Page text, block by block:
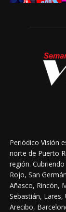
Periódico Visión
norte de Puerto
región.
Rojo, San
Añasco, Rincón,
Sebastián,
Arecibo,